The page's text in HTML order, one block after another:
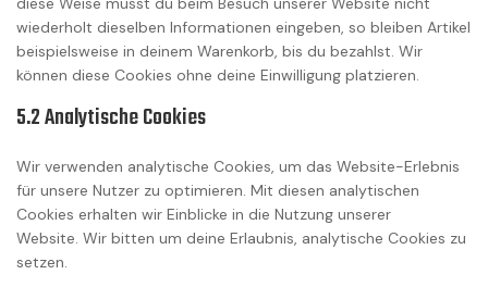
wiederholt dieselben Informationen eingeben, so bleiben Artikel
beispielsweise in deinem Warenkorb, bis du bezahlst. Wir
können diese Cookies ohne deine Einwilligung platzieren.
5.2 Analytische Cookies
Wir verwenden analytische Cookies, um das Website-Erlebnis
für unsere Nutzer zu optimieren. Mit diesen analytischen
Cookies erhalten wir Einblicke in die Nutzung unserer
Website. Wir bitten um deine Erlaubnis, analytische Cookies zu
setzen.